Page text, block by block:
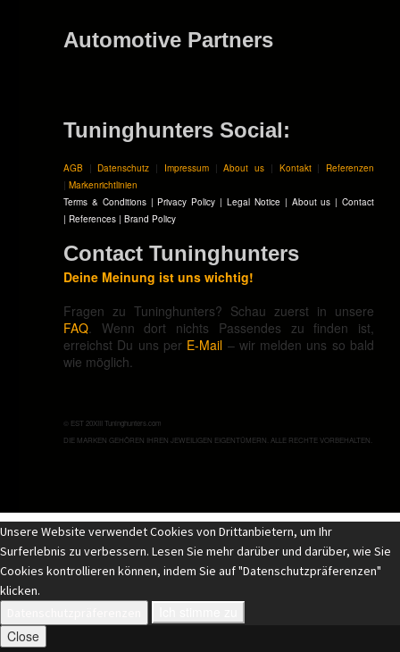
Automotive Partners
Tuninghunters Social:
AGB |Datenschutz | Impressum|About us | Kontakt| Referenzen
| Markenrichtlinien
Terms & Conditions| Privacy Policy | Legal Notice| About us |Contact
| References | Brand Policy
Contact Tuninghunters
Deine Meinung ist uns wichtig!
Fragen zu Tuninghunters? Schau zuerst in unsere
FAQ. Wenn dort nichts Passendes zu finden ist,
erreichst Du uns per E-Mail – wir melden uns so bald
wie möglich.
© EST 20XIII Tuninghunters.com
DIE MARKEN GEHÖREN IHREN JEWEILIGEN EIGENTÜMERN. ALLE RECHTE VORBEHALTEN.
Unsere Website verwendet Cookies von Drittanbietern, um Ihr
Surferlebnis zu verbessern. Lesen Sie mehr darüber und darüber, wie Sie
Cookies kontrollieren können, indem Sie auf "Datenschutzpräferenzen"
klicken.
Close